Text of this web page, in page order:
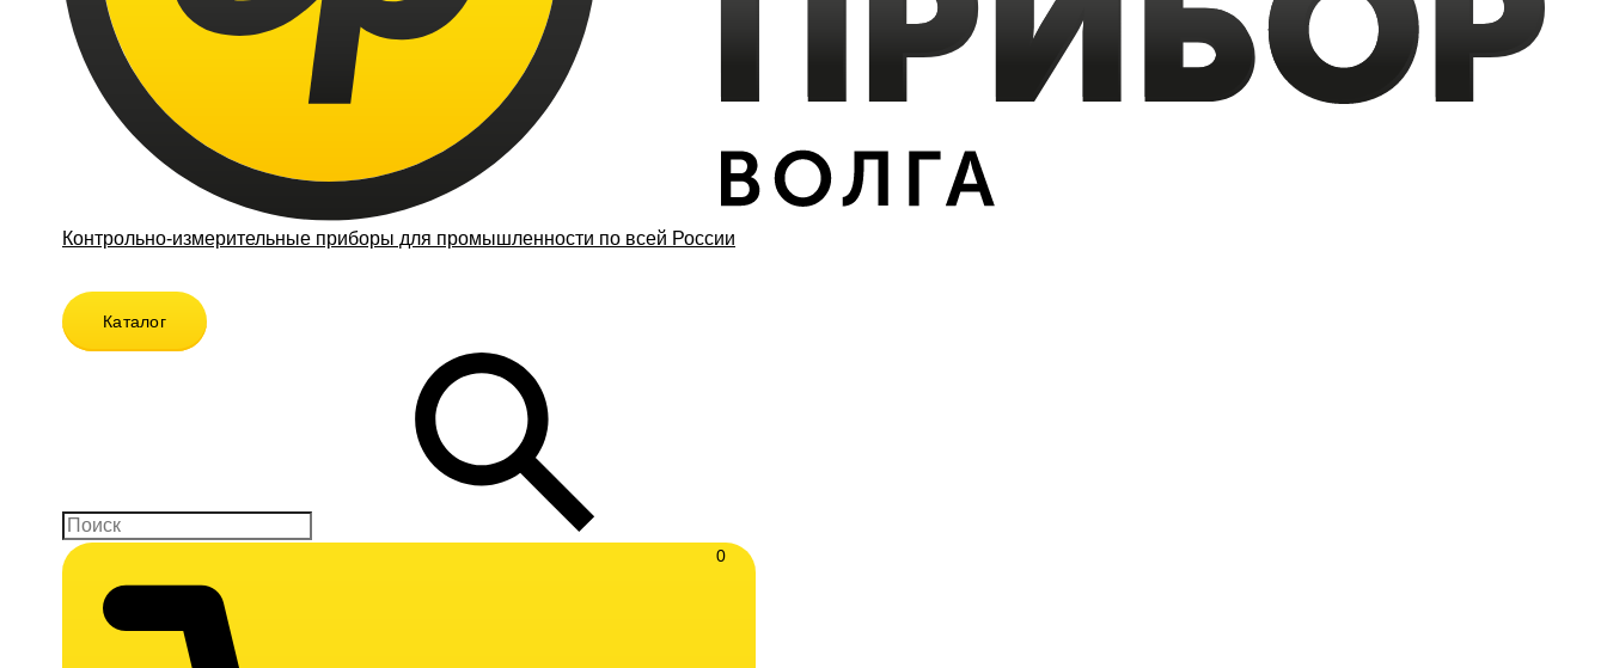
Контрольно-измерительные приборы для промышленности по всей России
Каталог
0